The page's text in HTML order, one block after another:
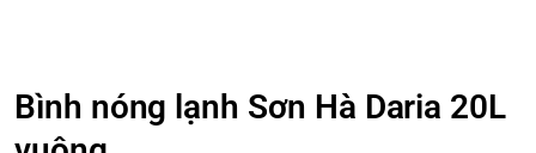
Bình nóng lạnh Sơn Hà Daria 20L